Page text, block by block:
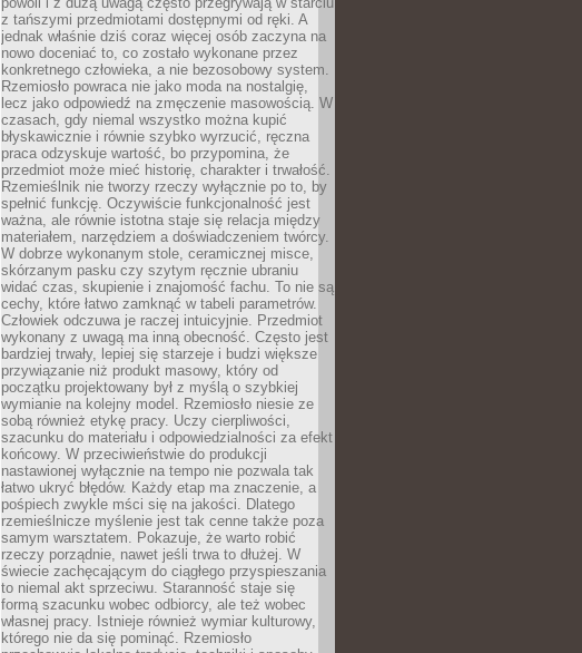
z tańszymi przedmiotami dostępnymi od ręki. A
jednak właśnie dziś coraz więcej osób zaczyna na
nowo doceniać to, co zostało wykonane przez
konkretnego człowieka, a nie bezosobowy system.
Rzemiosło powraca nie jako moda na nostalgię,
lecz jako odpowiedź na zmęczenie masowością. W
czasach, gdy niemal wszystko można kupić
błyskawicznie i równie szybko wyrzucić, ręczna
praca odzyskuje wartość, bo przypomina, że
przedmiot może mieć historię, charakter i trwałość.
Rzemieślnik nie tworzy rzeczy wyłącznie po to, by
spełnić funkcję. Oczywiście funkcjonalność jest
ważna, ale równie istotna staje się relacja między
materiałem, narzędziem a doświadczeniem twórcy.
W dobrze wykonanym stole, ceramicznej misce,
skórzanym pasku czy szytym ręcznie ubraniu
widać czas, skupienie i znajomość fachu. To nie są
cechy, które łatwo zamknąć w tabeli parametrów.
Człowiek odczuwa je raczej intuicyjnie. Przedmiot
wykonany z uwagą ma inną obecność. Często jest
bardziej trwały, lepiej się starzeje i budzi większe
przywiązanie niż produkt masowy, który od
początku projektowany był z myślą o szybkiej
wymianie na kolejny model. Rzemiosło niesie ze
sobą również etykę pracy. Uczy cierpliwości,
szacunku do materiału i odpowiedzialności za efekt
końcowy. W przeciwieństwie do produkcji
nastawionej wyłącznie na tempo nie pozwala tak
łatwo ukryć błędów. Każdy etap ma znaczenie, a
pośpiech zwykle mści się na jakości. Dlatego
rzemieślnicze myślenie jest tak cenne także poza
samym warsztatem. Pokazuje, że warto robić
rzeczy porządnie, nawet jeśli trwa to dłużej. W
świecie zachęcającym do ciągłego przyspieszania
to niemal akt sprzeciwu. Staranność staje się
formą szacunku wobec odbiorcy, ale też wobec
własnej pracy. Istnieje również wymiar kulturowy,
którego nie da się pominąć. Rzemiosło